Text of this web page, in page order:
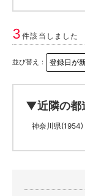
3件該当しました
並び替え：
▼近隣の都
神奈川県(1954)